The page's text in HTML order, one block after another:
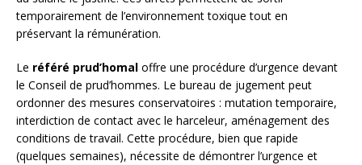
temporairement de l’environnement toxique tout en
préservant la rémunération.
Le référé prud’homal offre une procédure d’urgence devant
le Conseil de prud’hommes. Le bureau de jugement peut
ordonner des mesures conservatoires : mutation temporaire,
interdiction de contact avec le harceleur, aménagement des
conditions de travail. Cette procédure, bien que rapide
(quelques semaines), nécessite de démontrer l’urgence et